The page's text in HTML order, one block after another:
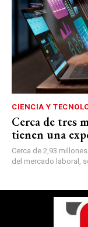
CIENCIA Y
Cerca de tres
tienen una
Cerca de 2,93
del mercado laboral,